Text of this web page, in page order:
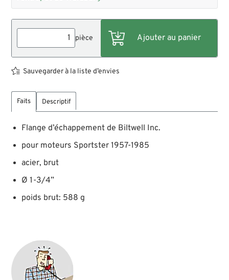
pièce
Sauvegarder à la liste d’envies
Faits Descriptif
Flange d’échappement de Biltwell Inc.
pour moteurs Sportster 1957-1985
acier, brut
Ø 1-3/4”
poids brut: 588 g